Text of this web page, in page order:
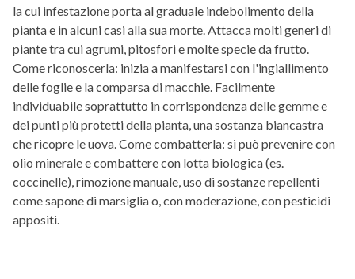
la cui infestazione porta al graduale indebolimento della
pianta e in alcuni casi alla sua morte. Attacca molti generi di
piante tra cui agrumi, pitosfori e molte specie da frutto.
Come riconoscerla: inizia a manifestarsi con l'ingiallimento
delle foglie e la comparsa di macchie. Facilmente
individuabile soprattutto in corrispondenza delle gemme e
dei punti più protetti della pianta, una sostanza biancastra
che ricopre le uova. Come combatterla: si può prevenire con
olio minerale e combattere con lotta biologica (es.
coccinelle), rimozione manuale, uso di sostanze repellenti
come sapone di marsiglia o, con moderazione, con pesticidi
appositi.